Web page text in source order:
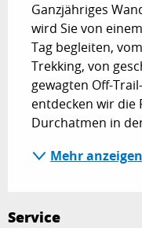
Ganzjähriges
wird Sie von
Tag begleiten,
Trekking, von
gewagten Off-
entdecken wir die
Durchatmen in
Mehr anzeigen
Service